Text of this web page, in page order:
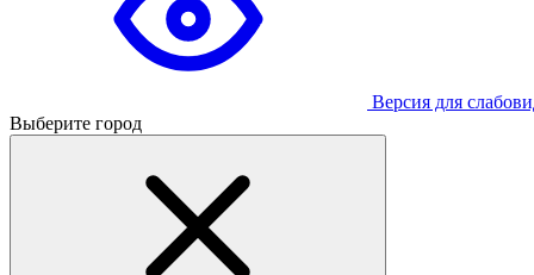
Версия для
Выберите город